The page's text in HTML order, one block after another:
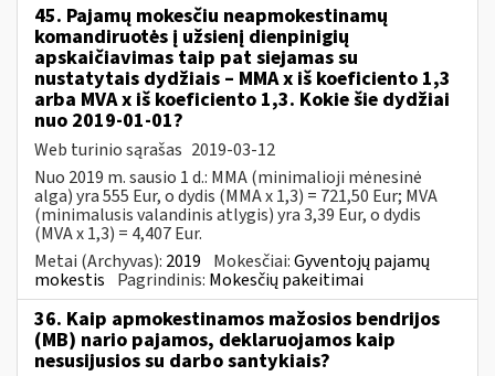
45. Pajamų mokesčiu neapmokestinamų
komandiruotės į užsienį dienpinigių
apskaičiavimas taip pat siejamas su
nustatytais dydžiais – MMA x iš koeficiento 1,3
arba MVA x iš koeficiento 1,3. Kokie šie dydžiai
nuo 2019-01-01?
Web turinio sąrašas 2019-03-12
Nuo 2019 m. sausio 1 d.: MMA (minimalioji mėnesinė
alga) yra 555 Eur, o dydis (MMA x 1,3) = 721,50 Eur; MVA
(minimalusis valandinis atlygis) yra 3,39 Eur, o dydis
(MVA x 1,3) = 4,407 Eur.
Metai (Archyvas): 2019 Mokesčiai:Gyventojų pajamų
mokestis Pagrindinis: Mokesčių pakeitimai
36. Kaip apmokestinamos mažosios bendrijos
(MB) nario pajamos, deklaruojamos kaip
nesusijusios su darbo santykiais?